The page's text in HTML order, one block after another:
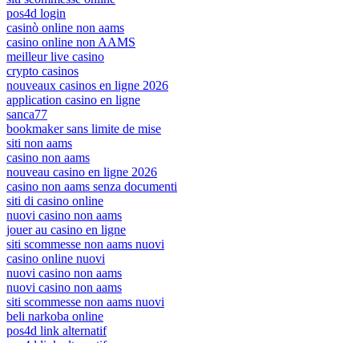
pos4d login
casinò online non aams
casino online non AAMS
meilleur live casino
crypto casinos
nouveaux casinos en ligne 2026
application casino en ligne
sanca77
bookmaker sans limite de mise
siti non aams
casino non aams
nouveau casino en ligne 2026
casino non aams senza documenti
siti di casino online
nuovi casino non aams
jouer au casino en ligne
siti scommesse non aams nuovi
casino online nuovi
nuovi casino non aams
nuovi casino non aams
siti scommesse non aams nuovi
beli narkoba online
pos4d link alternatif